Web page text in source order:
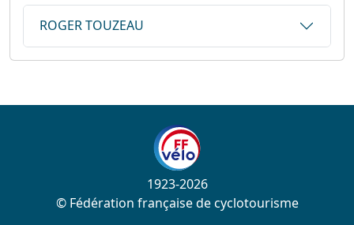
ROGER TOUZEAU
1923-2026
© Fédération française de cyclotourisme